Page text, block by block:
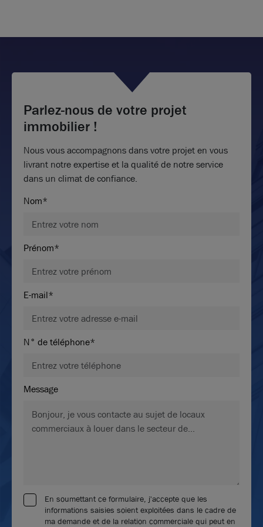
A vendre - LE PANALYS - Bureaux sur la Techlid -
120€ m²/an HT HC
Activer l'alerte
Parlez-nous de votre projet
immobilier !
Nous vous accompagnons dans votre projet en vous
livrant notre expertise et la qualité de notre service
dans un climat de confiance.
Nom*
Prénom*
E-mail*
N° de téléphone*
Message
En soumettant ce formulaire, j'accepte que les
informations saisies soient exploitées dans le cadre de
ma demande et de la relation commerciale qui peut en